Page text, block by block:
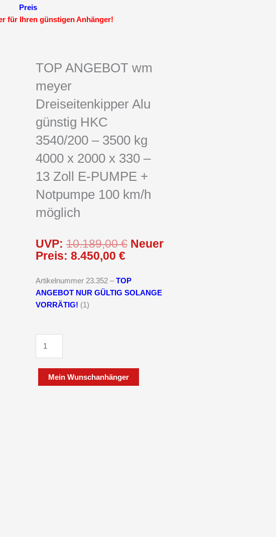
Preis
für Ihren günstigen Anhänger!
TOP ANGEBOT wm
meyer
Dreiseitenkipper Alu
günstig HKC
3540/200 – 3500 kg
4000 x 2000 x 330 –
13 Zoll E-PUMPE +
Notpumpe 100 km/h
möglich
UVP: 10.189,00€ Ursprünglicher
10.189,00 €
Neuer
Preis: 8.450,00 €
Aktueller
Preis
8.450,00 €.
Artikelnummer 23.352 –TOP
ANGEBOT NUR GÜLTIG SOLANGE
VORRÄTIG! (1)
ANGEBOT
meyer
Dreiseitenkipper
Mein Wunschanhänger